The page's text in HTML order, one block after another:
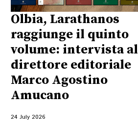
Olbia, Larathanos
raggiunge il quinto
volume: intervista al
direttore editoriale
Marco Agostino
Amucano
24 July 2026